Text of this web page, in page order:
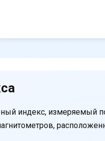
индекс, измеряемый